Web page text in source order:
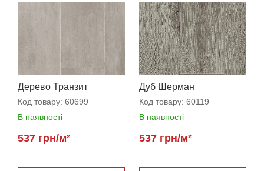
Дерево Транзит
Код товару: 60699
В наявності
537 грн/м²
Дуб Шерман
Код товару: 60119
В наявності
537 грн/м²